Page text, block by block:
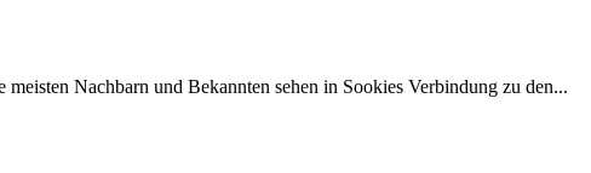
Nachbarn und Bekannten sehen in Sookies Verbindung zu den...